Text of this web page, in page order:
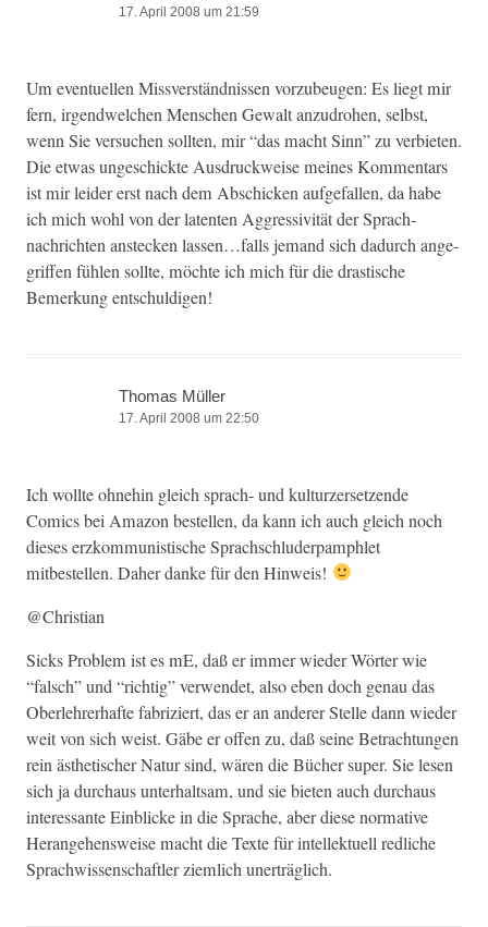
17. April 2008 um 21:59
Um eventuellen Missver­ständ­nis­sen vorzubeu­gen: Es liegt mir
fern, irgendwelchen Men­schen Gewalt anzu­dro­hen, selb­st,
wenn Sie ver­suchen soll­ten, mir “das macht Sinn” zu ver­bi­eten.
Die etwas ungeschick­te Aus­druck­weise meines Kom­men­tars
ist mir lei­der erst nach dem Abschick­en aufge­fall­en, da habe
ich mich wohl von der laten­ten Aggres­siv­ität der Sprach­
nachricht­en ansteck­en lassen…falls jemand sich dadurch ange­
grif­f­en fühlen sollte, möchte ich mich für die drastis­che
Bemerkung entschuldigen!
Thomas Müller
17. April 2008 um 22:50
Ich wollte ohne­hin gle­ich sprach- und kul­turz­er­set­zende
Comics bei Ama­zon bestellen, da kann ich auch gle­ich noch
dieses erzkom­mu­nis­tis­che Sprach­schlud­er­pam­phlet
mitbestellen. Daher danke für den Hinweis!
@Christian
Sicks Prob­lem ist es mE, daß er immer wieder Wörter wie
“falsch” und “richtig” ver­wen­det, also eben doch genau das
Ober­lehrerhafte fab­riziert, das er an ander­er Stelle dann wieder
weit von sich weist. Gäbe er offen zu, daß seine Betra­ch­tun­gen
rein ästhetis­ch­er Natur sind, wären die Büch­er super. Sie lesen
sich ja dur­chaus unter­halt­sam, und sie bieten auch dur­chaus
inter­es­sante Ein­blicke in die Sprache, aber diese nor­ma­tive
Herange­hensweise macht die Texte für intellek­tuell redliche
Sprach­wis­senschaftler ziem­lich unerträglich.